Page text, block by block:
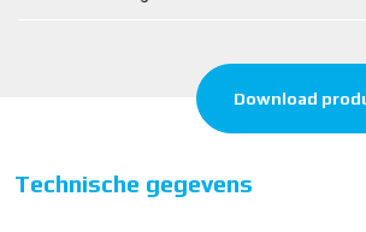
Download
Technische gegevens